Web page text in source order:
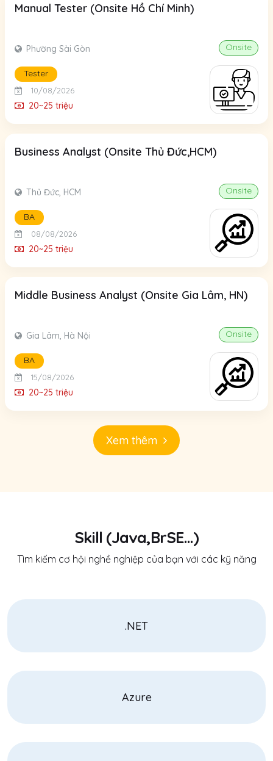
Manual Tester (Onsite Hồ Chí Minh)
Phường Sài Gòn Onsite
Tester
10/08/2026
20~25 triệu
Business Analyst (Onsite Thủ Đức,HCM)
Thủ Đức, HCM Onsite
BA
08/08/2026
20~25 triệu
Middle Business Analyst (Onsite Gia Lâm, HN)
Gia Lâm, Hà Nội Onsite
BA
15/08/2026
20~25 triệu
Xem thêm
Skill (Java,BrSE...)
Tìm kiếm cơ hội nghề nghiệp của bạn với các kỹ năng
.NET
Azure